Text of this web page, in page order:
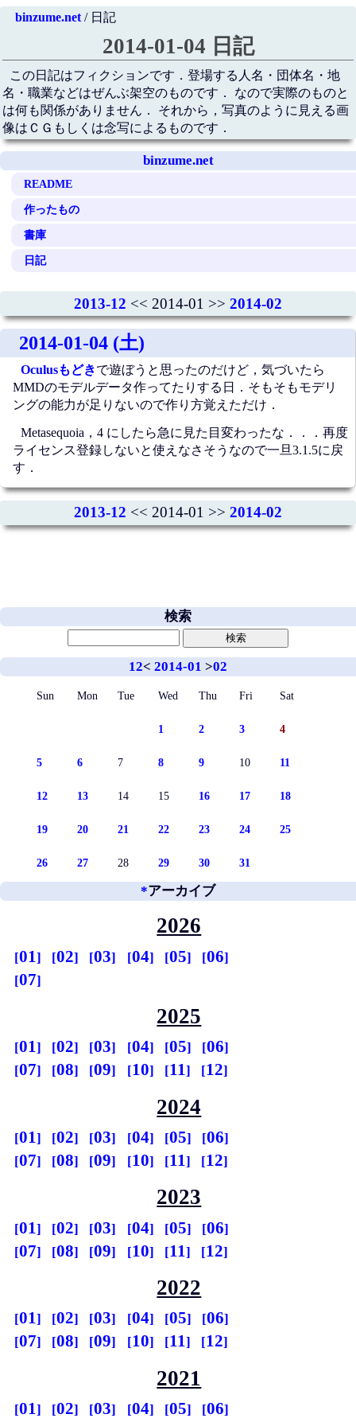
binzume.net/ 日記
2014-01-04 日記
この日記はフィクションです．登場する人名・団体名・地
名・職業などはぜんぶ架空のものです． なので実際のものと
は何も関係がありません． それから，写真のように見える画
像はＣＧもしくは念写によるものです．
binzume.net
README
作ったもの
書庫
日記
2013-12 << 2014-01 >> 2014-02
2014-01-04 (土)
Oculusもどきで遊ぼうと思ったのだけど，気づいたら
MMDのモデルデータ作ってたりする日．そもそもモデリ
ングの能力が足りないので作り方覚えただけ．
Metasequoia，4 にしたら急に見た目変わったな．．．再度
ライセンス登録しないと使えなさそうなので一旦3.1.5に戻
す．
2013-12 << 2014-01 >> 2014-02
検索
12< 2014-01 >02
Sun Mon Tue Wed Thu Fri Sat
1 2 3 4
5 6 7 8 9 10 11
12 13 14 15 16 17 18
19 20 21 22 23 24 25
26 27 28 29 30 31
*アーカイブ
2026
01 02 03 04 05
06
07
2025
01 02 03 04 05
06
07
08 09 10 11 12
2024
01 02 03 04 05
06
07
08 09 10 11 12
2023
01 02 03 04 05
06
07
08 09 10 11 12
2022
01 02 03 04 05
06
07
08 09 10 11 12
2021
01 02 03 04 05
06